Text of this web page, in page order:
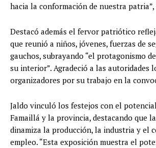
hacia la conformación de nuestra
Destacó además el fervor patriótico
que reunió a niños, jóvenes, fuerzas de
gauchos, subrayando “el protagonismo
su interior”. Agradeció a las autoridades
organizadores por su trabajo en la
Jaldo vinculó los festejos con el
Famaillá y la provincia, destacando que
dinamiza la producción, la industria y el
empleo. “Esta exposición muestra el